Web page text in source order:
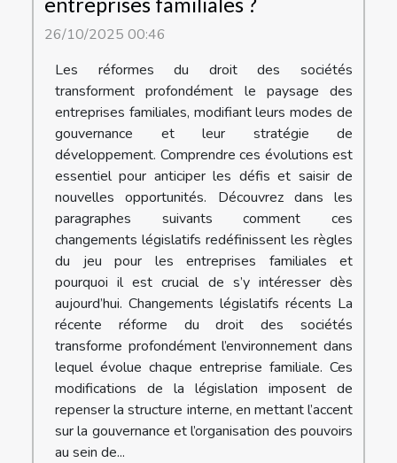
26/10/2025 00:46
Les réformes du droit des sociétés
transforment profondément le paysage des
entreprises familiales, modifiant leurs modes de
gouvernance et leur stratégie de
développement. Comprendre ces évolutions est
essentiel pour anticiper les défis et saisir de
nouvelles opportunités. Découvrez dans les
paragraphes suivants comment ces
changements législatifs redéfinissent les règles
du jeu pour les entreprises familiales et
pourquoi il est crucial de s’y intéresser dès
aujourd’hui. Changements législatifs récents La
récente réforme du droit des sociétés
transforme profondément l’environnement dans
lequel évolue chaque entreprise familiale. Ces
modifications de la législation imposent de
repenser la structure interne, en mettant l’accent
sur la gouvernance et l’organisation des pouvoirs
au sein de...